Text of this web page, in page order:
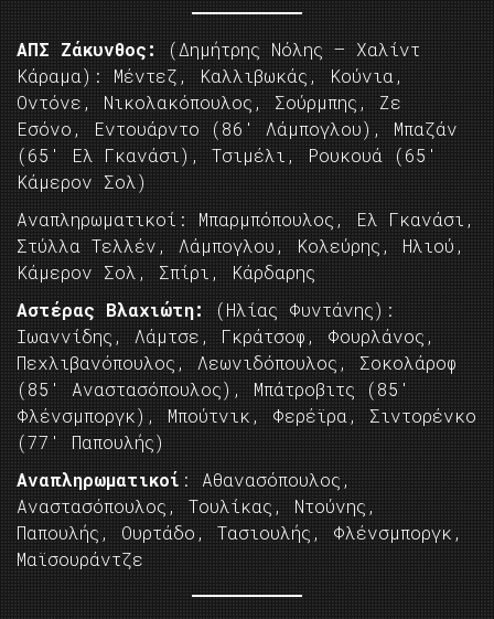
AΠΣ Ζάκυνθος:
(Δημήτρης Νόλης – Χαλίντ
Κάραμα): Μέντεζ, Καλλιβωκάς, Κούνια,
Οντόνε, Νικολακόπουλος, Σούρμπης, Ζε
Εσόνο, Εντουάρντο (86′ Λάμπογλου), Μπαζάν
(65′ Ελ Γκανάσι), Τσιμέλι, Ρουκουά (65′
Κάμερον Σολ)
Αναπληρωματικοί: Μπαρμπόπουλος, Ελ Γκανάσι,
Στύλλα Τελλέν, Λάμπογλου, Κολεύρης, Ηλιού,
Κάμερον Σολ, Σπίρι, Κάρδαρης
Αστέρας Βλαχιώτη:
(Ηλίας Φυντάνης):
Ιωαννίδης, Λάμτσε, Γκράτσοφ, Φουρλάνος,
Πεχλιβανόπουλος, Λεωνιδόπουλος, Σοκολάροφ
(85′ Αναστασόπουλος), Μπάτροβιτς (85′
Φλένσμποργκ), Μπούτνικ, Φερέϊρα, Σιντορένκο
(77′ Παπουλής)
Αναπληρωματικοί : Αθανασόπουλος,
Αναστασόπουλος, Τουλίκας, Ντούνης,
Παπουλής, Ουρτάδο, Τασιουλής, Φλένσμποργκ,
Μαϊσουράντζε